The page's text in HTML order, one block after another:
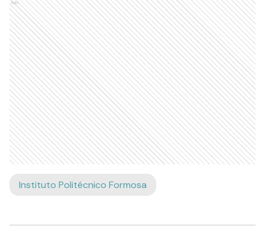
Ads
Instituto Politécnico Formosa